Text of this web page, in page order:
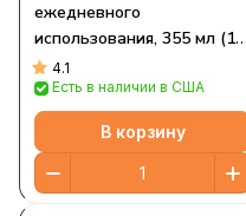
ежедневного
использования, 355 мл (12
жидк. унций)
4.1
Есть в наличии в США
В корзину